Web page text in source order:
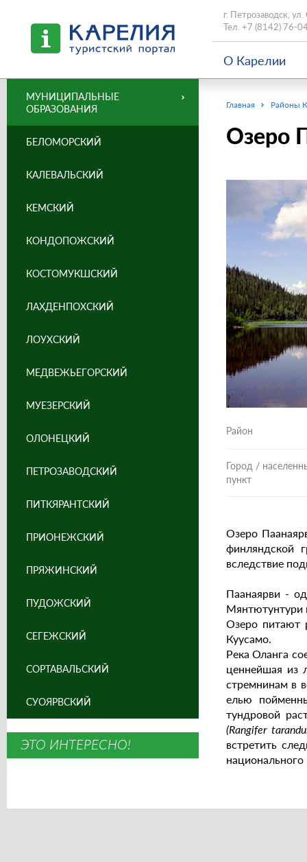
г. Петрозаводск,
Тел. +7 (8142) 76-
О Карелии
Главная Районы
Озеро
Район
Город /
пункт
Озеро
финляндской
вследствие
Паанаярви -
Мянтютунтури
Озеро питают
Куусамо.
Река Оланга
ценнейшая из
стремнинам в
елью
тундровой
(Rangifer
встретить
МУНИЦИПАЛЬНЫЕ
ОБРАЗОВАНИЯ
БЕЛОМОРСКИЙ
КАЛЕВАЛЬСКИЙ
КЕМСКИЙ
КОНДОПОЖСКИЙ
КОСТОМУКШСКИЙ
ЛАХДЕНПОХСКИЙ
ЛОУХСКИЙ
МЕДВЕЖЬЕГОРСКИЙ
МУЕЗЕРСКИЙ
ОЛОНЕЦКИЙ
ПЕТРОЗАВОДСКИЙ
ПИТКЯРАНТСКИЙ
ПРИОНЕЖСКИЙ
ПРЯЖИНСКИЙ
ПУДОЖСКИЙ
СЕГЕЖСКИЙ
СОРТАВАЛЬСКИЙ
СУОЯРВСКИЙ
ЭТО ИНТЕРЕСНО!